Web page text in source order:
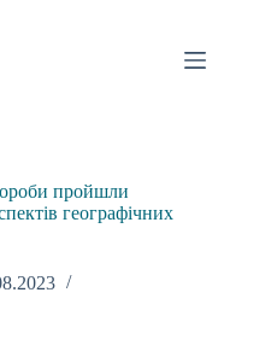
пройшли
географічних